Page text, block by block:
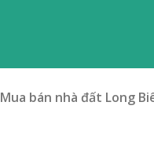
Mua bán nhà đất Long